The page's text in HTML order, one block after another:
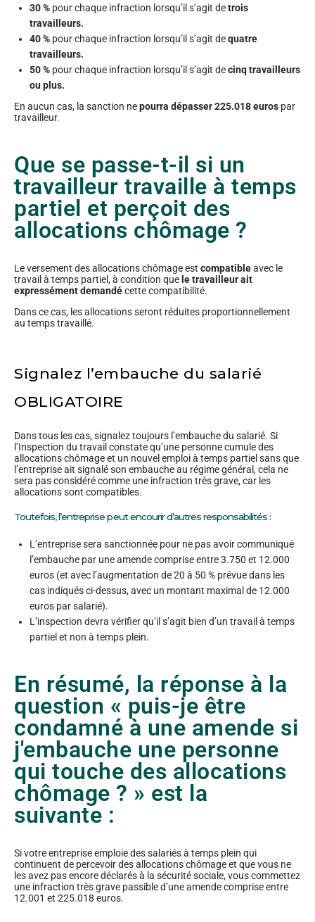
30 % pour chaque infraction lorsqu’il s’agit detrois
travailleurs.
40 % pour chaque infraction lorsqu’il s’agit dequatre
travailleurs.
50 % pour chaque infraction lorsqu’il s’agit decinq travailleurs
ou plus.
En aucun cas, la sanction nepourra dépasser 225.018 euros par
travailleur.
Que se passe-t-il si un
travailleur travaille à temps
partiel et perçoit des
allocations chômage ?
Le versement des allocations chômage est compatibleavec le
travail à temps partiel, à condition que le travailleur ait
expressément demandécette compatibilité.
Dans ce cas, les allocations seront réduites proportionnellement
au temps travaillé.
Signalez l’embauche du salarié
OBLIGATOIRE
Dans tous les cas, signalez toujours l’embauche du salarié. Si
l’Inspection du travail constate qu’une personne cumule des
allocations chômage et un nouvel emploi à temps partiel sans que
l’entreprise ait signalé son embauche au régime général, cela ne
sera pas considéré comme une infraction très grave, car les
allocations sont compatibles.
Toutefois, l’entreprise peut encourir d’autres responsabilités :
L’entreprise sera sanctionnée pour ne pas avoir communiqué
l’embauche par une amende comprise entre 3.750 et 12.000
euros (et avec l’augmentation de 20 à 50 % prévue dans les
cas indiqués ci-dessus, avec un montant maximal de 12.000
euros par salarié).
L’inspection devra vérifier qu’il s’agit bien d’un travail à temps
partiel et non à temps plein.
En résumé, la réponse à la
question « puis-je être
condamné à une amende si
j'embauche une personne
qui touche des allocations
chômage ? » est la
suivante :
Si votre entreprise emploie des salariés à temps plein qui
continuent de percevoir des allocations chômage et que vous ne
les avez pas encore déclarés à la sécurité sociale, vous commettez
une infraction très grave passible d’une amende comprise entre
12.001 et 225.018 euros.